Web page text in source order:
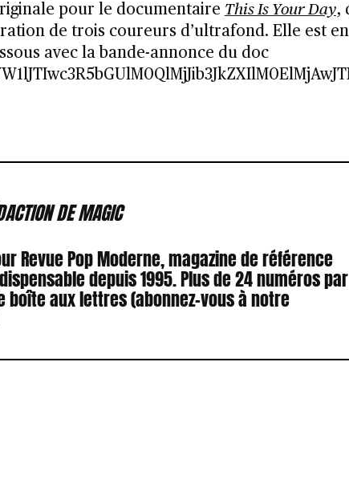
pour le documentaire This Is Your Day,
de trois coureurs d’ultrafond. Elle est en
avec la bande-annonce du doc
DE MAGIC
Revue Pop Moderne, magazine de référence
depuis 1995. Plus de 24 numéros par
boîte aux lettres (abonnez-vous à notre